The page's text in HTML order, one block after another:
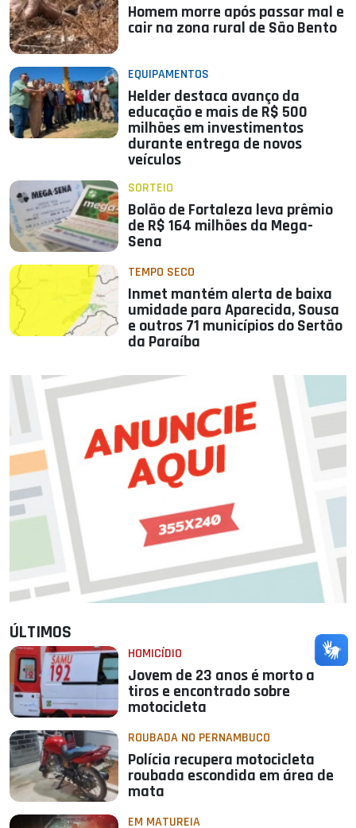
Homem morre após passar mal e
cair na zona rural de São Bento
EQUIPAMENTOS
Helder destaca avanço da
educação e mais de R$ 500
milhões em investimentos
durante entrega de novos
veículos
SORTEIO
Bolão de Fortaleza leva prêmio
de R$ 164 milhões da Mega-
Sena
TEMPO SECO
Inmet mantém alerta de baixa
umidade para Aparecida, Sousa
e outros 71 municípios do Sertão
da Paraíba
ÚLTIMOS
HOMICÍDIO
Jovem de 23 anos é morto a
tiros e encontrado sobre
motocicleta
ROUBADA NO PERNAMBUCO
Polícia recupera motocicleta
roubada escondida em área de
mata
EM MATUREIA